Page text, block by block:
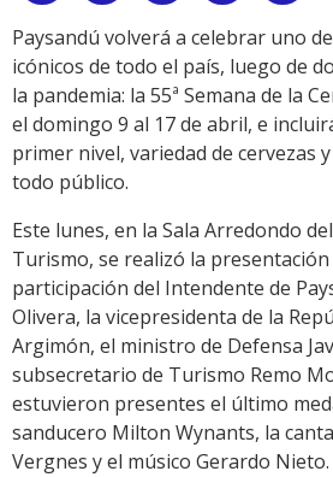
Paysandú volverá a celebrar uno
icónicos de todo el país, luego de
la pandemia: la 55ª Semana de la
el domingo 9 al 17 de abril, e
primer nivel, variedad de cervezas
todo público.
Este lunes, en la Sala Arredondo
Turismo, se realizó la
participación del Intendente de
Olivera, la vicepresidenta de la
Argimón, el ministro de Defensa
subsecretario de Turismo Remo
estuvieron presentes el último
sanducero Milton Wynants, la
Vergnes y el músico Gerardo Nieto.